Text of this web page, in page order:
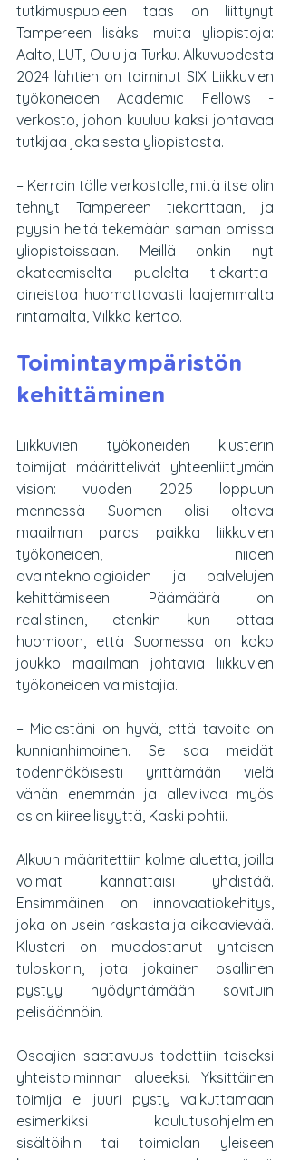
tutkimuspuoleen taas on liittynyt
Tampereen lisäksi muita yliopistoja:
Aalto, LUT, Oulu ja Turku. Alkuvuodesta
2024 lähtien on toiminut SIX Liikkuvien
työkoneiden Academic Fellows -
verkosto, johon kuuluu kaksi johtavaa
tutkijaa jokaisesta yliopistosta.
– Kerroin tälle verkostolle, mitä itse olin
tehnyt Tampereen tiekarttaan, ja
pyysin heitä tekemään saman omissa
yliopistoissaan. Meillä onkin nyt
akateemiselta puolelta tiekartta-
aineistoa huomattavasti laajemmalta
rintamalta, Vilkko kertoo.
Toimintaympäristön
kehittäminen
Liikkuvien työkoneiden klusterin
toimijat määrittelivät yhteenliittymän
vision: vuoden 2025 loppuun
mennessä Suomen olisi oltava
maailman paras paikka liikkuvien
työkoneiden, niiden
avainteknologioiden ja palvelujen
kehittämiseen. Päämäärä on
realistinen, etenkin kun ottaa
huomioon, että Suomessa on koko
joukko maailman johtavia liikkuvien
työkoneiden valmistajia.
– Mielestäni on hyvä, että tavoite on
kunnianhimoinen. Se saa meidät
todennäköisesti yrittämään vielä
vähän enemmän ja alleviivaa myös
asian kiireellisyyttä, Kaski pohtii.
Alkuun määritettiin kolme aluetta, joilla
voimat kannattaisi yhdistää.
Ensimmäinen on innovaatiokehitys,
joka on usein raskasta ja aikaavievää.
Klusteri on muodostanut yhteisen
tuloskorin, jota jokainen osallinen
pystyy hyödyntämään sovituin
pelisäännöin.
Osaajien saatavuus todettiin toiseksi
yhteistoiminnan alueeksi. Yksittäinen
toimija ei juuri pysty vaikuttamaan
esimerkiksi koulutusohjelmien
sisältöihin tai toimialan yleiseen